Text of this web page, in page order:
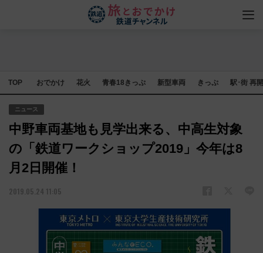
TOP おでかけ 花火 青春18きっぷ 新型車両 きっぷ 駅･街 再
ニュース
中野車両基地も見学出来る、中高生対象
の「鉄道ワークショップ2019」今年は8
月2日開催！
2019.05.24 11:05